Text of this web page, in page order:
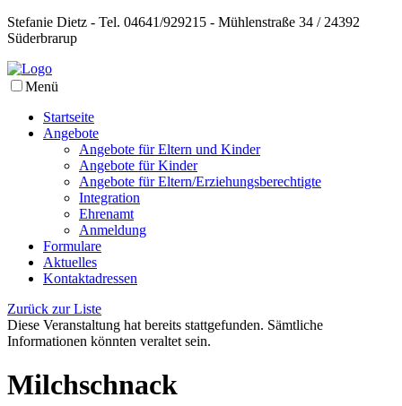
Stefanie Dietz - Tel. 04641/929215 - Mühlenstraße 34 / 24392
Süderbrarup
Menü
Startseite
Angebote
Angebote für Eltern und Kinder
Angebote für Kinder
Angebote für Eltern/Erziehungsberechtigte
Integration
Ehrenamt
Anmeldung
Formulare
Aktuelles
Kontaktadressen
Zurück zur Liste
Diese Veranstaltung hat bereits stattgefunden. Sämtliche
Informationen könnten veraltet sein.
Milchschnack